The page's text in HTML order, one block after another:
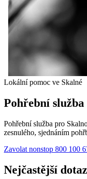
Lokální pomoc ve Skalné
Pohřební služba
Pohřební služba pro
zesnulého, sjednáním
Zavolat nonstop 800 100
Nejčastější